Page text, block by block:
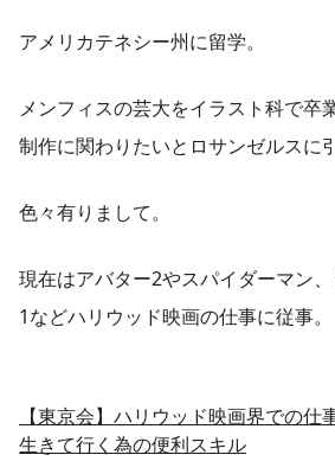
アメリカテネシー州に留学。
メンフィスの芸大をイラスト科で卒
制作に関わりたいとロサンゼルスに
色々有りまして。
現在はアバター2やスパイダーマン
1などハリウッド映画の仕事に従事。
【東京会】ハリウッド映画界での
生きて行く為の便利スキル